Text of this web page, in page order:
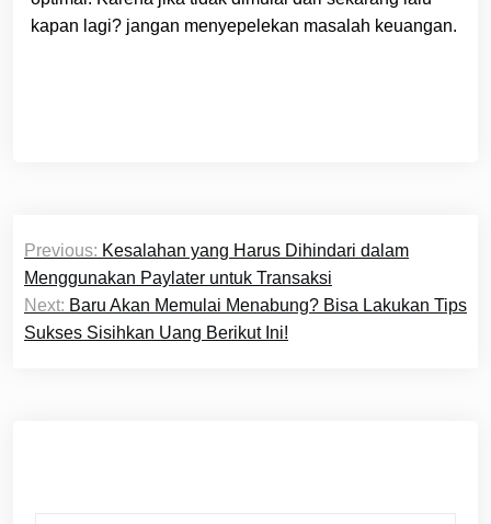
kapan lagi? jangan menyepelekan masalah keuangan.
Post
navigation
Previous: Kesalahan yang Harus Dihindari dalam
Menggunakan Paylater untuk Transaksi
Next: Baru Akan Memulai Menabung? Bisa Lakukan Tips
Sukses Sisihkan Uang Berikut Ini!